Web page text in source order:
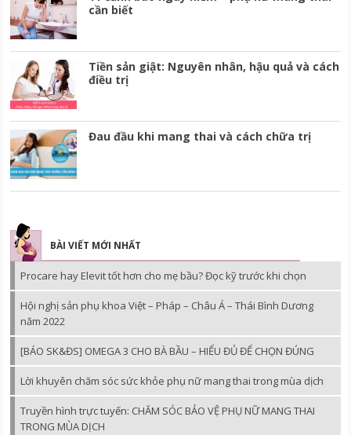
cần biết
Tiền sản giật: Nguyên nhân, hậu quả và cách
điều trị
Đau đầu khi mang thai và cách chữa trị
BÀI VIẾT MỚI NHẤT
Procare hay Elevit tốt hơn cho mẹ bầu? Đọc kỹ trước khi chọn
Hội nghị sản phụ khoa Việt – Pháp – Châu Á – Thái Bình Dương
năm 2022
[BÁO SK&ĐS] OMEGA 3 CHO BÀ BẦU – HIỂU ĐỦ ĐỂ CHỌN ĐÚNG
Lời khuyên chăm sóc sức khỏe phụ nữ mang thai trong mùa dịch
Truyền hình trực tuyến: CHĂM SÓC BẢO VỆ PHỤ NỮ MANG THAI
TRONG MÙA DỊCH